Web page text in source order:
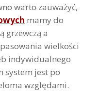
warto zauważyć,
mamy do
grzewczą a
wielkości
indywidualnego
system jest po
względami.